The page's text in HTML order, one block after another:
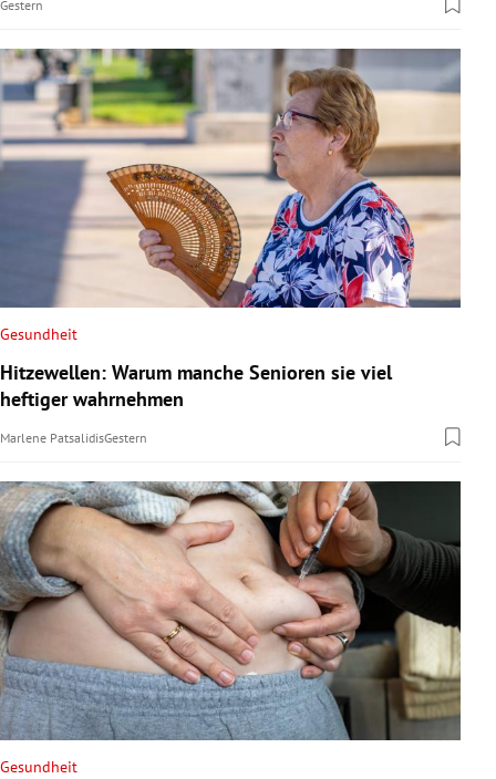
Gestern
Gesundheit
Hitzewellen: Warum manche Senioren sie viel
heftiger wahrnehmen
Marlene PatsalidisGestern
Gesundheit